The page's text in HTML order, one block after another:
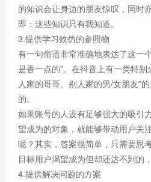
的知识会让身边的朋友惊叹，同时
即：这些知识只有我知道。
3.提供学习效仿的参照物
有一句俗语非常准确地表达了这一
是香一点的”。在抖音上有一类特
人家的哥哥、别人家的男/女朋友”
的。
如果账号的人设有足够强大的吸引
望成为的对象，就能够带动用户关
呢？其实，答案很简单，只需要思
目标用户渴望成为但却还达不到的
4.提供解决问题的方案